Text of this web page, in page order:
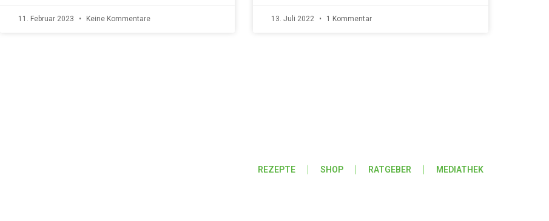
11. Februar 2023 Keine Kommentare 13. Juli 2022 1 Kommentar
REZEPTE SHOP RATGEBER MEDIATHEK